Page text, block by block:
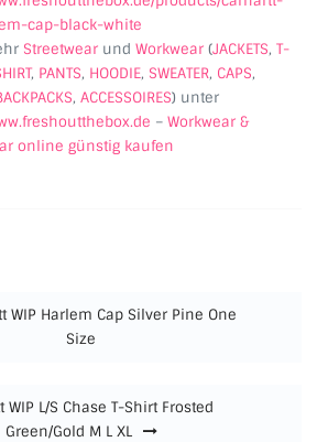
cap-black-white
Streetwearund Workwear(JACKETS, T-
, PANTS, HOODIE, SWEATER, CAPS,
, ACCESSOIRES) unter
– Workwear &
online günstig kaufen
WIP Harlem Cap Silver Pine One
Size
WIP L/S Chase T-Shirt Frosted
Green/Gold M L XL